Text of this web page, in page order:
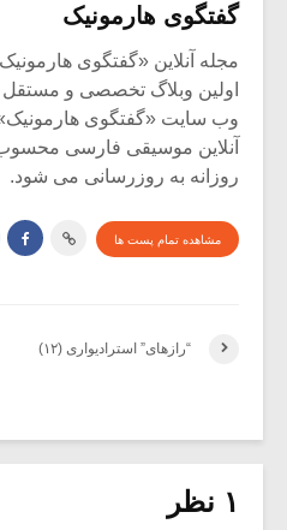
گفتگوی هارمونیک
اولین وبلاگ تخصصی و مستقل
وب سایت «گفتگوی
آنلاین موسیقی فارسی
روزانه به روزرسانی می شود.
مشاهده تمام پست ها
“رازهای” استرادیواری (۱۲)
۱ نظر